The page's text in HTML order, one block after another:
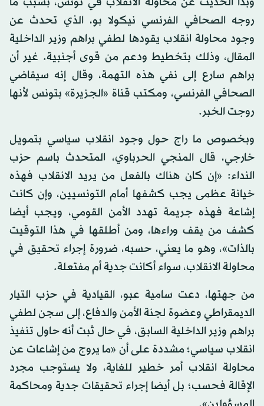
روجه الصحافي الفرنسي نيكولا بو، الذي تحدث عن
وجود محاولة انقلاب يقودها لطفي براهم وزير الداخلية
المقال، وذلك بتخطيط ودعم من قوى أجنبية. غير أن
براهم سارع إلى نفي هذه التهمة، وقال إنه سيقاضي
الصحافي الفرنسي، ومكتب قناة «الجزيرة» بتونس لأنها
روجت الخبر.
وبخصوص ما راج حول وجود انقلاب سياسي بتمويل
خارجي، قال المنجي الحرباوي، المتحدث باسم حزب
النداء: «إن كان هناك بالفعل من يريد الانقلاب فهذه
خيانة عظمى يجب كشفها أمام التونسيين، وإن كانت
إشاعة فهذه جريمة تهدد الأمن القومي، ويجب أيضا
كشف من يقف وراءها، ومن أطلقها في هذا التوقيت
بالذات»، وهو ما يعني، حسبه، ضرورة إجراء تحقيق في
محاولة الانقلاب، سواء أكانت جدية أم مفتعلة.
من جهتها، دعت سامية عبو، القيادية في حزب التيار
الديمقراطي وعضوة لجنة الأمن والدفاع، إلى سجن لطفي
براهم وزير الداخلية السابق، في حال ثبت أنه حاول تنفيذ
انقلاب سياسي؛ مشددة على أن «ما يروج من إشاعات عن
محاولة انقلاب أمر خطير للغاية، ولا يستوجب مجرد
الإقالة فحسب؛ بل أيضا إجراء تحقيقات جدية ومحاكمة